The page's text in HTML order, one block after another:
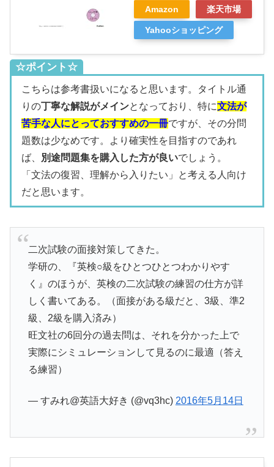
Amazon 楽天市場
Yahooショッピング
☆ポイント☆
こちらは参考書扱いになると思います。タイトル通
りの丁寧な解説がメインとなっており、特に文法が
苦手な人にとっておすすめの一冊ですが、その分問
題数は少なめです。より確実性を目指すのであれ
ば、
別途問題集を購入した方が良いでしょう。
「文法の復習、理解から入りたい」と考える人向け
だと思います。
二次試験の面接対策してきた。
学研の、『英検○級をひとつひとつわかりやす
く』のほうが、英検の二次試験の練習の仕方が詳
しく書いてある。（面接がある級だと、3級、準2
級、2級を購入済み）
旺文社の6回分の過去問は、それを分かった上で
実際にシミュレーションして見るのに最適（答え
る練習）
— すみれ@英語大好き (@vq3hc) 2016年5月14日